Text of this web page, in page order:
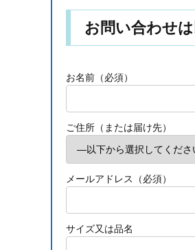
お問い合わせ
お名前（必須）
ご住所（または届け先）
メールアドレス（必須）
サイズ又は品名